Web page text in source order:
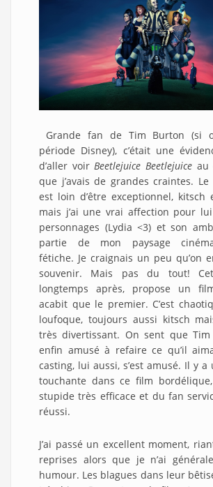
Grande fan de Tim Burton (si
période Disney), c’était une
d’aller voirBeetlejuice Beetlejuice au
que j’avais de grandes craintes.
est loin d’être exceptionnel, kitsch
mais j’ai une vrai affection pour
personnages (Lydia <3) et son
partie de mon paysage
fétiche. Je craignais un peu qu’on
souvenir. Mais pas du tout!
longtemps après, propose un
acabit que le premier. C’est
loufoque, toujours aussi kitsch
très divertissant. On sent que Tim
enfin amusé à refaire ce qu’il
casting, lui aussi, s’est amusé. Il y
touchante dans ce film
stupide très efficace et du fan
réussi.
J’ai passé un excellent moment,
reprises alors que je n’ai
humour. Les blagues dans leur